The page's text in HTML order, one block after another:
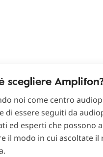
scegliere
noi come centro
di essere seguiti da
ed esperti che possono
il modo in cui ascoltate il